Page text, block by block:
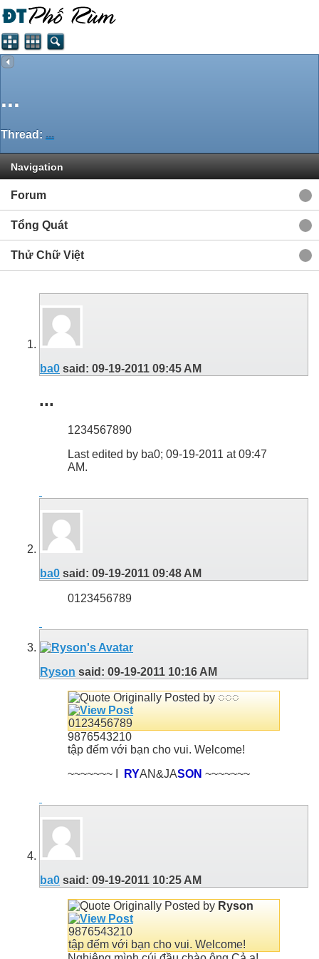
...
Thread: ...
Navigation
Forum
Tổng Quát
Thử Chữ Việt
ba0 said: 09-19-2011 09:45 AM
...
1234567890
Last edited by ba0; 09-19-2011 at09:47
AM.
ba0 said: 09-19-2011 09:48 AM
0123456789
Ryson said: 09-19-2011 10:16 AM
Originally Posted by ◌◌◌
0123456789
9876543210
tập đếm với bạn cho vui. Welcome!
~~~~~~~ I
RYAN&JASON ~~~~~~~
ba0 said: 09-19-2011 10:25 AM
Originally Posted by Ryson
9876543210
tập đếm với bạn cho vui. Welcome!